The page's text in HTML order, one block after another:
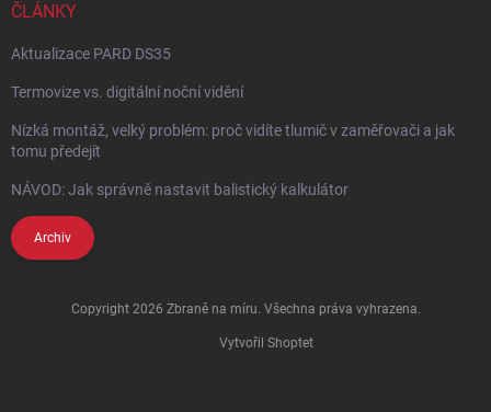
ČLÁNKY
Aktualizace PARD DS35
Termovize vs. digitální noční vidění
Nízká montáž, velký problém: proč vidíte tlumič v zaměřovači a jak
tomu předejít
NÁVOD: Jak správně nastavit balistický kalkulátor
Archiv
Vytvořil Shoptet
Copyright 2026 Zbraně na míru. Všechna práva vyhrazena.